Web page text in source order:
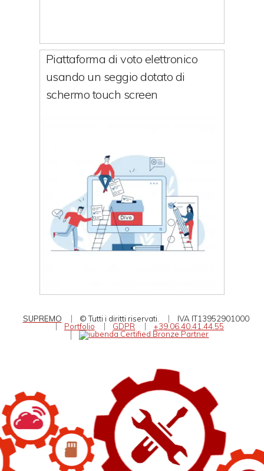
Piattaforma di voto elettronico
usando un seggio dotato di
schermo touch screen
SUPREMO © Tutti i diritti riservati.
IVA IT13952901000
Portfolio
GDPR +39.06.40.41.44.55